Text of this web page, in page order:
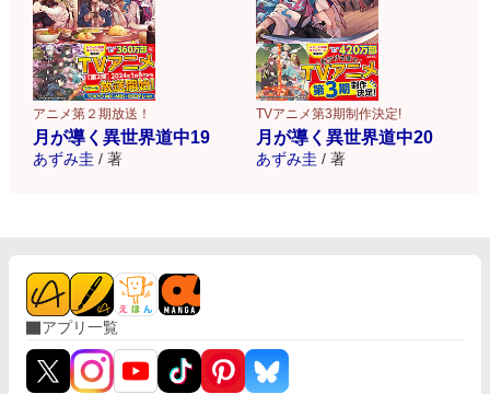
アニメ第２期放送！
月が導く異世界道中19
あずみ圭 / 著
TVアニメ第3期制作決定!
月が導く異世界道中20
あずみ圭 / 著
アプリ一覧